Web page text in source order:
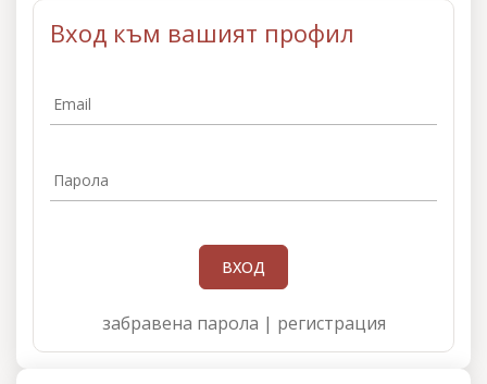
Вход към вашият профил
Email
Парола
ВХОД
забравена парола | регистрация